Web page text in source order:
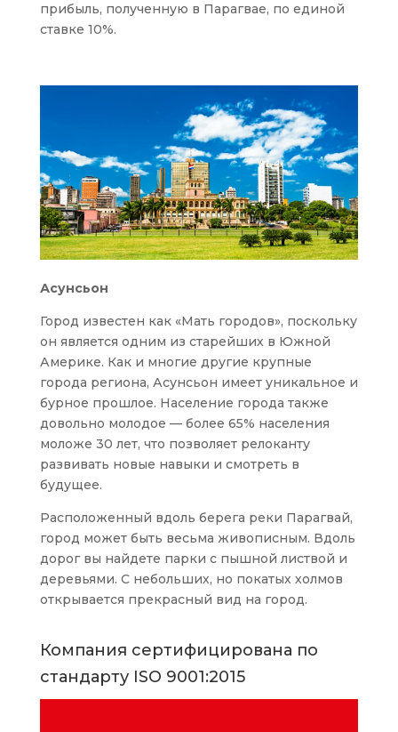
прибыль, полученную в Парагвае, по единой
ставке 10%.
Асунсьон
Город известен как «Мать городов», поскольку
он является одним из старейших в Южной
Америке. Как и многие другие крупные
города региона, Асунсьон имеет уникальное и
бурное прошлое. Население города также
довольно молодое — более 65% населения
моложе 30 лет, что позволяет релоканту
развивать новые навыки и смотреть в
будущее.
Расположенный вдоль берега реки Парагвай,
город может быть весьма живописным. Вдоль
дорог вы найдете парки с пышной листвой и
деревьями. С небольших, но покатых холмов
открывается прекрасный вид на город.
Компания сертифицирована по
стандарту ISO 9001:2015